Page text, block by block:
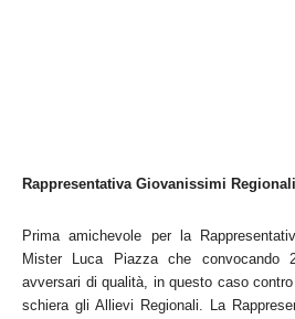
Rappresentativa Giovanissimi
Prima amichevole per la
Mister Luca Piazza che convocando
avversari di qualità, in questo caso
schiera gli Allievi Regionali. La